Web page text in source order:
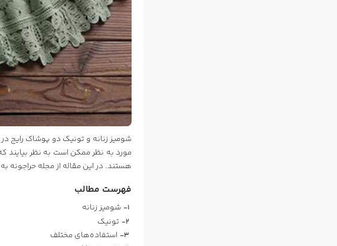
شومیز زنانه و تونیک دو پوشاک رایج
مورد به نظر ممکن است به نظر بیایند
هستند. در این مقاله از مجله حراجونه
فهرست مطالب
شومیز زنانه
تونیک
استفاده‌های مختلف